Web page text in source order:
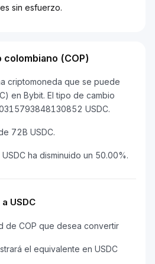
sin esfuerzo.
(COP)
criptomoneda que se puede
en Bybit. El tipo de cambio
USDC.
72B USDC.
ha disminuido un 50.00%.
USDC
de COP que desea convertir
el equivalente en USDC